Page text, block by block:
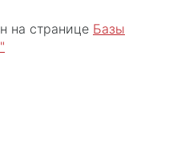
на странице Базы